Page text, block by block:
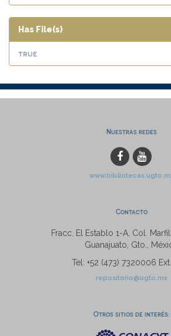
Has File(s)
true
Nuestras redes
Contacto
Fracc. El Establo 1-A, Col.
Guanajuato, Gto.,
Tel: +52 (473) 7320006
repositorio@ugto.mx
Otros sitios de interés: